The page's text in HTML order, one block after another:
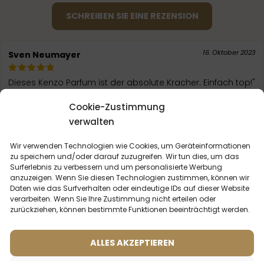
Cookie-Zustimmung
verwalten
Wir verwenden Technologien wie Cookies, um Geräteinformationen
zu speichern und/oder darauf zuzugreifen. Wir tun dies, um das
Surferlebnis zu verbessern und um personalisierte Werbung
anzuzeigen. Wenn Sie diesen Technologien zustimmen, können wir
Daten wie das Surfverhalten oder eindeutige IDs auf dieser Website
verarbeiten. Wenn Sie Ihre Zustimmung nicht erteilen oder
zurückziehen, können bestimmte Funktionen beeinträchtigt werden.
ALLES AKZEPTIEREN
SCHREIBEN SIE EINE REZENSION
Sven Neumayer 16. Oktober 2023
Dieses Kenzo Parfum ist der absolute Kracher. Einfach top!"
Dieser Duft ist der Hammer! Ich hab etwas ähnliches zu
dem Kenzo Parfum gesucht, und habs gefunden. Tolles
Parfum mit langer Duftdauer. Definitiv mein Vollständige
Rezension ansehen